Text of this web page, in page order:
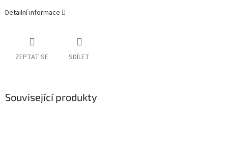
Detailní informace
ZEPTAT SE SDÍLET
Související produkty